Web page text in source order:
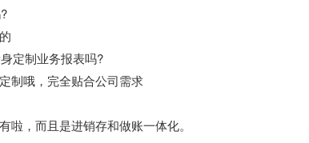
定制业务报表吗?
制哦，完全贴合公司需求
啦，而且是进销存和做账一体化。